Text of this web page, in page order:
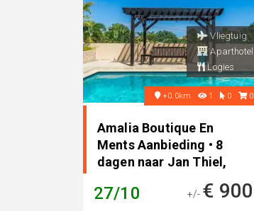
Vliegtuig
Aparthotel
Logies
+0.0km 1 0 0
Amalia Boutique En
Ments Aanbieding • 8
dagen naar Jan Thiel,
27/10 +/- € 900